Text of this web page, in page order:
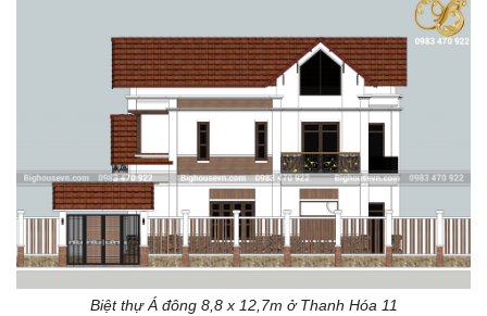
Biệt thự Á đông 8,8 x 12,7m ở Thanh Hóa 11